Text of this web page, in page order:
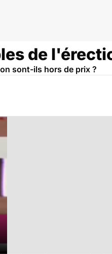
de
sont-ils hors de prix ?